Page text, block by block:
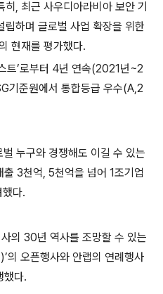
히 , 최근 사우디아라비아 보안 기
립하며 글로벌 사업 확장을 위한
현재를 평가했다.
트’로부터 4년 연속(2021 년 ~2
기준원에서 통합등급 우수(A,2
벌 누구와 경쟁해도 이길 수 있는
출 3천억, 5천억을 넘어 1조기업
했다.
의 30년 역사를 조망할 수 있는
)’의 오픈행사와 안랩의 연례행사
했다.